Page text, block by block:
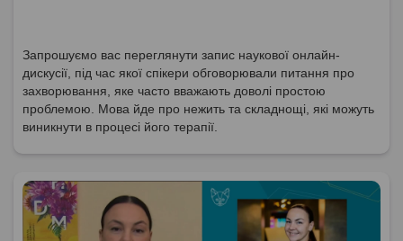
Запрошуємо вас переглянути запис наукової онлайн-
дискусії, під час якої спікери обговорювали питання про
захворювання, яке часто вважають доволі простою
проблемою. Мова йде про нежить та складнощі, які можуть
виникнути в процесі його терапії.